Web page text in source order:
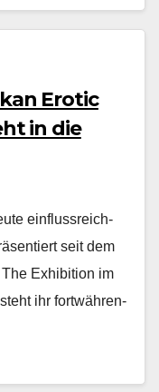
Erotic
in die
ein­flussre­ich­
seit dem
Exhi­bi­tion im
ihr fortwähren­